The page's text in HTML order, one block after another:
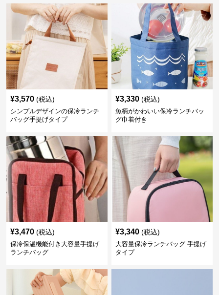
¥3,570 (税込)
シンプルデザインの保冷ランチ
バッグ手提げタイプ
¥3,330 (税込)
魚柄がかわいい保冷ランチバッ
グ巾着付き
¥3,470 (税込)
保冷保温機能付き大容量手提げ
ランチバッグ
¥3,340 (税込)
大容量保冷ランチバッグ 手提げ
タイプ